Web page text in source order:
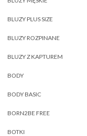
BLUZY PLUS SIZE
BLUZY ROZPINANE
BLUZY Z KAPTUREM
BODY
BODY BASIC
BORN2BE FREE
BOTKI